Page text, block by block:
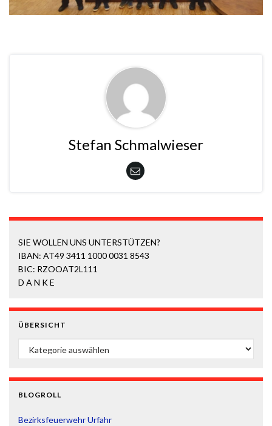
Stefan Schmalwieser
SIE WOLLEN UNS UNTERSTÜTZEN?
IBAN: AT49 3411 1000 0031 8543
BIC: RZOOAT2L111
D A N K E
ÜBERSICHT
ÜBERSICHT
BLOGROLL
Bezirksfeuerwehr Urfahr